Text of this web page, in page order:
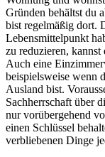
Gründen behältst du
bist regelmäßig dort.
Lebensmittelpunkt
zu reduzieren,
Auch eine
beispielsweise wenn
Ausland bist.
Sachherrschaft über
nur vorübergehend
einen Schlüssel
verbliebenen Dinge